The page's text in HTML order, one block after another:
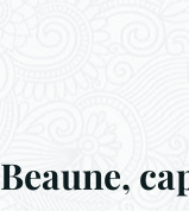
Beaune,